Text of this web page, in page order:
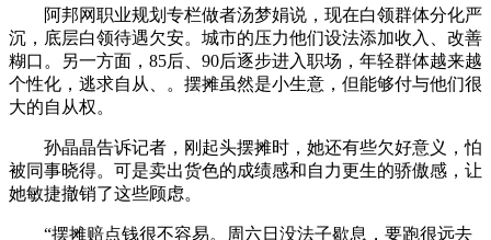
阿邦网职业规划专栏做者汤梦娟说，现在白领群体分化严
沉，底层白领待遇欠安。城市的压力他们设法添加收入、改善
糊口。另一方面，85后、90后逐步进入职场，年轻群体越来越
个性化，逃求自从、。摆摊虽然是小生意，但能够付与他们很
大的自从权。
孙晶晶告诉记者，刚起头摆摊时，她还有些欠好意义，怕
被同事晓得。可是卖出货色的成绩感和自力更生的骄傲感，让
她敏捷撤销了这些顾虑。
“摆摊赔点钱很不容易。周六日没法子歇息，要跑很远去